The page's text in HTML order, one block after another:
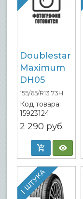
Doublestar
Maximum
DH05
155/65/R13 73H
Код товара:
15923124
2 290 руб.
1 ШТУКА